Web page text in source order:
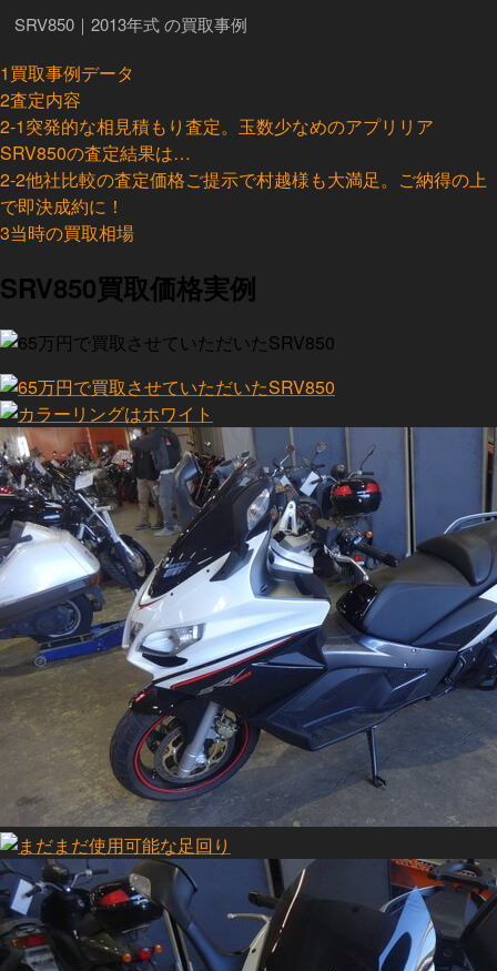
SRV850｜2013年式 の買取事例
1買取事例データ
2査定内容
2-1突発的な相見積もり査定。玉数少なめのアプリリア
SRV850の査定結果は…
2-2他社比較の査定価格ご提示で村越様も大満足。ご納得の上
で即決成約に！
3当時の買取相場
SRV850買取価格実例